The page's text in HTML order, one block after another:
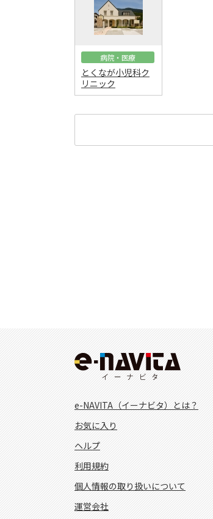
病院・医療
とくなが小児科ク
リニック
e-NAVITA（イーナビタ）とは？
お気に入り
ヘルプ
利用規約
個人情報の取り扱いについて
運営会社